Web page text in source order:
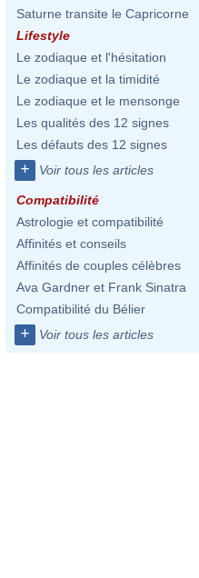
Saturne transite le Capricorne
Lifestyle
Le zodiaque et l'hésitation
Le zodiaque et la timidité
Le zodiaque et le mensonge
Les qualités des 12 signes
Les défauts des 12 signes
+ Voir tous les articles
Compatibilité
Astrologie et compatibilité
Affinités et conseils
Affinités de couples célèbres
Ava Gardner et Frank Sinatra
Compatibilité du Bélier
+ Voir tous les articles